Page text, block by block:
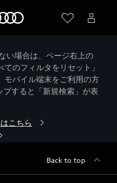
い場合は、ページ右上の
てのフィルタをリセット」
モバイル端末をご利用の方
すると「新規検索」が表
こちら
Back to top